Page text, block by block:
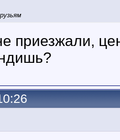
приезжали,